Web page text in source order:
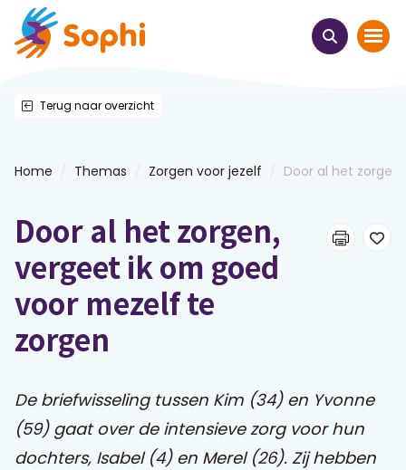
Thema's
Leren & ontmoeten
Webinars
E-learnings
Themabijeenkomsten
Praat mee
Terug naar overzicht
Home Themas Zorgen voor jezelf Door al het zorgen
Door al het zorgen,
vergeet ik om goed
voor mezelf te
zorgen
De briefwisseling tussen Kim (34) en Yvonne
(59) gaat over de intensieve zorg voor hun
dochters, Isabel (4) en Merel (26). Zij hebben